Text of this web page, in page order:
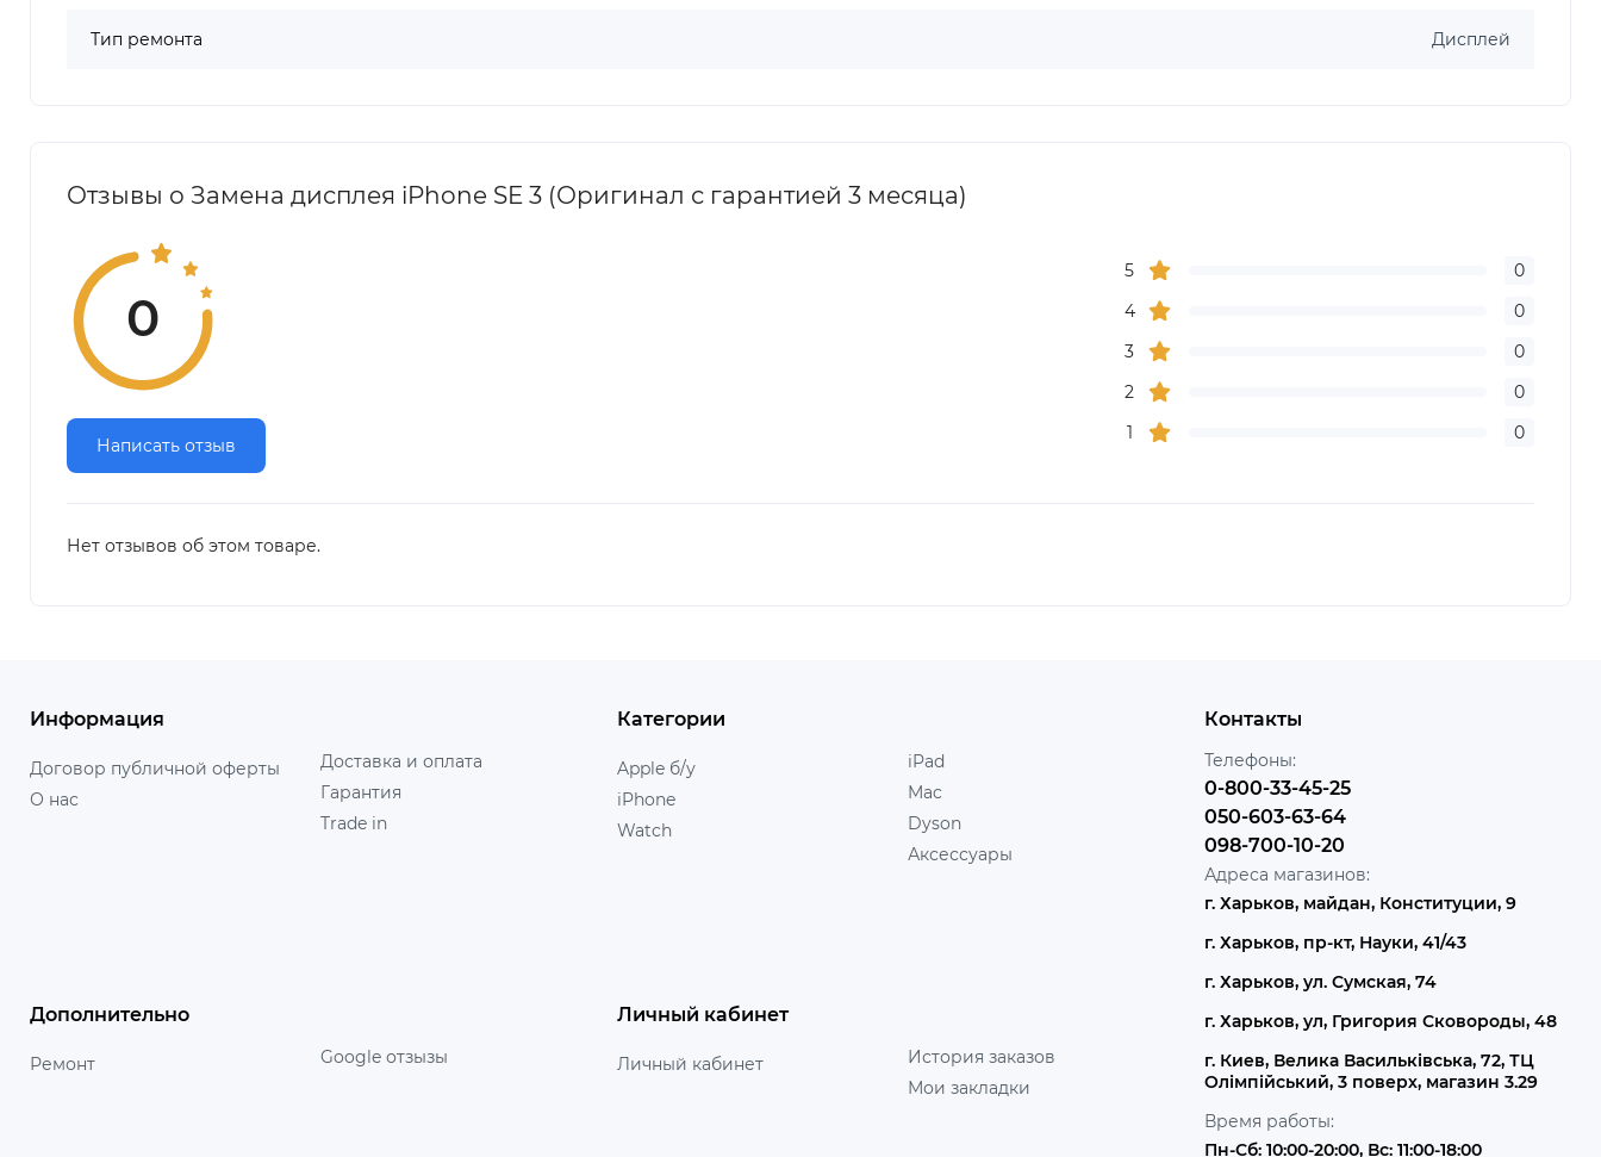
Тип ремонта Дисплей
Отзывы о Замена дисплея iPhone SE 3 (Оригинал с гарантией 3 месяца)
0
Написать отзыв
5
0
4
0
3
0
2
0
1
0
Нет отзывов об этом товаре.
Информация
Договор публичной оферты
О нас
Доставка и оплата
Гарантия
Trade in
Категории
Apple б/у
iPhone
Watch
iPad
Mac
Dyson
Аксессуары
Дополнительно
Ремонт Google отзызы
Личный кабинет
Личный кабинет
История заказов
Мои закладки
Контакты
Телефоны:
0-800-33-45-25
050-603-63-64
098-700-10-20
Адреса магазинов:
г. Харьков, майдан, Конституции, 9
г. Харьков, пр-кт, Науки, 41/43
г. Харьков, ул. Сумская, 74
г. Харьков, ул, Григория Сковороды, 48
г. Киев, Велика Васильківська, 72, ТЦ
Олімпійський, 3 поверх, магазин 3.29
Время работы:
Пн-Сб: 10:00-20:00, Вс: 11:00-18:00